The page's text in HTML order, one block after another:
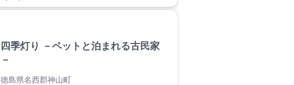
四季灯り －ペットと泊まれる古民家
－
徳島県名西郡神山町